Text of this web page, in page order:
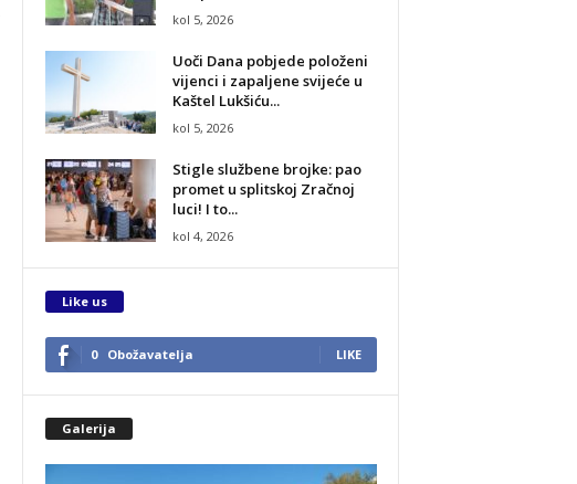
kol 5, 2026
Uoči Dana pobjede položeni
vijenci i zapaljene svijeće u
Kaštel Lukšiću...
kol 5, 2026
Stigle službene brojke: pao
promet u splitskoj Zračnoj
luci! I to...
kol 4, 2026
Like us
0 Obožavatelja LIKE
Galerija